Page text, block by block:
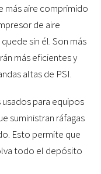
más aire comprimido
de aire
sin él. Son más
más eficientes y
altas de PSI.
para equipos
suministran ráfagas
Esto permite que
todo el depósito